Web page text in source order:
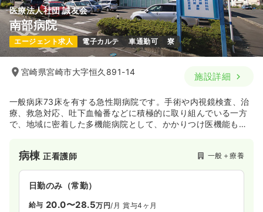
夜勤のみ（常勤）
給与 23.7〜38.6万円/月 賞与4.6ヶ月
※一例
時間 20:00～9:00（休憩120分）
気になる 詳細を見る
医療法人社団 誠友会
南部病院
エージェント求人 電子カルテ 車通勤可 寮
宮崎県宮崎市大字恒久891-14 施設詳細
一般病床73床を有する急性期病院です。手術や内視鏡検査、治
療、救急対応、吐下血輪番などに積極的に取り組んでいる一方
で、地域に密着した多機能病院として、かかりつけ医機能も持
病棟正看護師 一般＋療養
日勤のみ（常勤）
給与 20.0〜28.5万円/月 賞与4ヶ月